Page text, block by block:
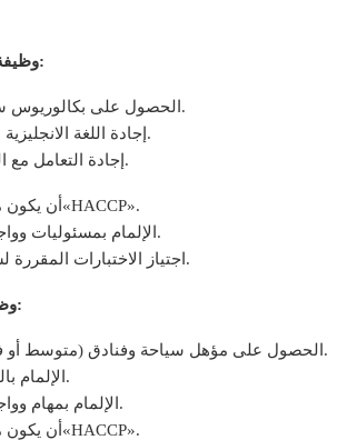
وظيفة أخصائي كافتيريات:
الحصول على بكالوريوس سياحة وفنادق.
إجادة اللغة الانجليزية محادثة وكتابة.
إجادة التعامل مع الحاسب الآلي.
أن يكون ملما بنظام الـ«HACCP».
الإلمام بمسئوليات وواجبات الوظيفة.
اجتياز الاختبارات المقررة لشغل الوظيفة.
وظيفة مضيف كافتيريا:
الحصول على مؤهل سياحة وفنادق (متوسط أو فوق متوسط).
الإلمام باللغة الانجليزية.
الإلمام بمهام وواجبات الوظيفة.
أن يكون ملما بنظام الـ«HACCP».